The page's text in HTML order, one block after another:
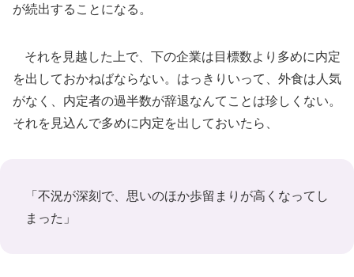
が続出することになる。
それを見越した上で、下の企業は目標数より多めに内定
を出しておかねばならない。はっきりいって、外食は人気
がなく、内定者の過半数が辞退なんてことは珍しくない。
それを見込んで多めに内定を出しておいたら、
「不況が深刻で、思いのほか歩留まりが高くなってし
まった」